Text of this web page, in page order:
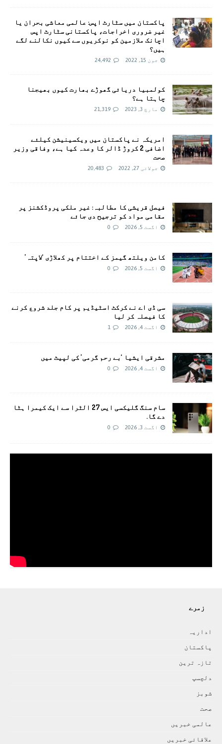
پاکستان میں سٹارٹ اپس: عالمی معاشی بحران یا
غیر ضروری اخراجات، پاکستانی سٹارٹ اپس
اچانک ملازمین کو نوکریوں سے کیوں نکالنے لگے
ہیں؟
جون 15, 2022 24,492
کولمبیا دریائی گھوڑے بھارت کیوں بھیجنا
چاہتا ہے؟
مارچ 3, 2023 21,319
امريکہ نے پاکستان میں ویکسینیشن کیلئے
اضافی 2 کروڑ ڈالر کا وعدہ کیا ہے، وفاقی وزیر
صحت
جولائی 27, 2022 20,483
فیصل قریشی کا مطالبہ: غیر ملکی پروڈکشنز پر
مقامی مواد کو ترجیح دی جائے
اگست 5, 2026 0
کامن ویلتھ گیمز کے اختتام پر کھلاڑی ‘لاپتہ’
اگست 5, 2026 0
سی ڈی اے نے کرکٹ اسٹیڈیم پر کام جلد شروع کرنے
کا فیصلہ کر لیا
اگست 4, 2026 1
مشرقی ایشیا ‘بے رحم گرمی’ کی لپیٹ میں
اگست 4, 2026 0
سام سنگ گلیکسی ایس 27 الٹرا سے ایک کیمرا ہٹا
دے گا.
اگست 3, 2026 0
زمرے
اداريہ
پاکستان
تازہ ترين
دلچسپ
شوبز
صحت
عالمی خبريں
علاقائی خبريں